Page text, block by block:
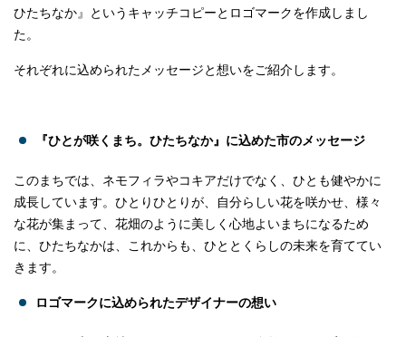
ひたちなか』というキャッチコピーとロゴマークを作成しまし
た。
それぞれに込められたメッセージと想いをご紹介します。
『ひとが咲くまち。ひたちなか』に込めた市のメッセージ
このまちでは、ネモフィラやコキアだけでなく、ひとも健やかに
成長しています。ひとりひとりが、自分らしい花を咲かせ、様々
な花が集まって、花畑のように美しく心地よいまちになるため
に、ひたちなかは、これからも、ひととくらしの未来を育ててい
きます。
ロゴマークに込められたデザイナーの想い